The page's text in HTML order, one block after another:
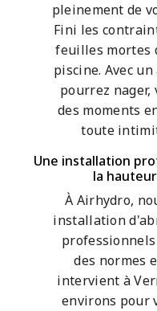
pleinement de
Fini les
feuilles mortes
piscine. Avec
pourrez
des moments
toute
Une installation
la
À Airhydro,
installation
des normes
intervient à
environs pour